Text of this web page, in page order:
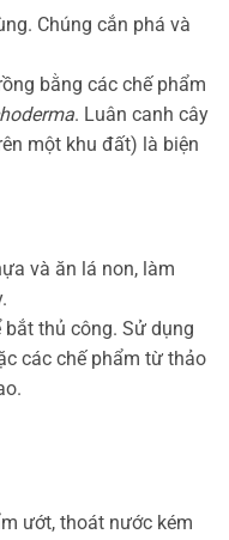
Chúng cắn phá và
bằng các chế phẩm
. Luân canh cây
một khu đất) là biện
và ăn lá non, làm
bắt thủ công. Sử dụng
các chế phẩm từ thảo
ướt, thoát nước kém